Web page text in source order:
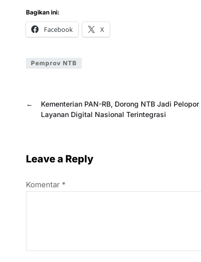
Bagikan ini:
Facebook X
Pemprov NTB
←
Kementerian PAN-RB, Dorong NTB Jadi Pelopor
Layanan Digital Nasional Terintegrasi
Leave a Reply
Komentar *